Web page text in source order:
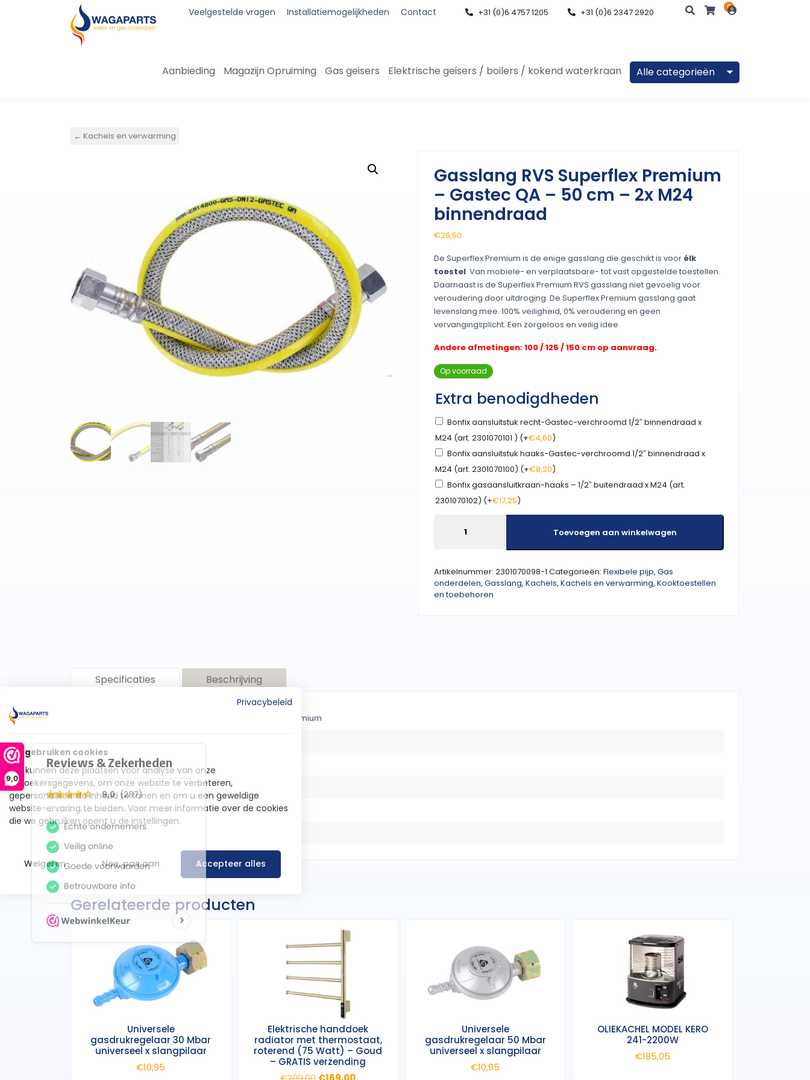
9,0
Zoeken
Veelgestelde vragen Installatiemogelijkheden Contact +31 (0)6 4757 1205 +31 (0)6 2347 2920 0
Aanbieding Magazijn Opruiming Gas geisers Elektrische geisers / boilers / kokend waterkraan Alle categorieën
← Kachels en verwarming
Gasslang RVS Superflex Premium
– Gastec QA – 50 cm – 2x M24
binnendraad
€26,50
De Superflex Premium is de enige gasslang die geschikt is voor élk
toestel. Van mobiele- en verplaatsbare- tot vast opgestelde toestellen.
Daarnaast is de Superflex Premium RVS gasslang niet gevoelig voor
veroudering door uitdroging. De Superflex Premium gasslang gaat
levenslang mee. 100% veiligheid, 0% veroudering en geen
vervangingsplicht. Een zorgeloos en veilig idee.
Andere afmetingen: 100 / 125 / 150 cm op aanvraag.
Op voorraad
Extra benodigdheden
Bonfix aansluitstuk recht-Gastec-verchroomd 1/2″ binnendraad x
M24 (art. 2301070101 ) (+€4,60)
Bonfix aansluitstuk haaks-Gastec-verchroomd 1/2″ binnendraad x
M24 (art. 2301070100) (+€8,20)
Bonfix gasaansluitkraan-haaks – 1/2″ buitendraad x M24 (art.
2301070102) (+€17,25)
Gastec
QA
-
Toevoegen aan winkelwagen
Artikelnummer:2301070098-1 Categorieën:Flexibele pijp,Gas
onderdelen,Gasslang,Kachels,Kachels en verwarming,Kooktoestellen
en toebehoren
Specificaties Beschrijving
RVS Superflex Premium
Product lengte
Product breedte
2,5 cm
Product gewicht
435 gram
Kleur
Gerelateerde producten
Universele
gasdrukregelaar 30 Mbar
universeel x slangpilaar
€10,95
Elektrische handdoek
radiator met thermostaat,
roterend (75 Watt) – Goud
– GRATIS verzending
Oorspronkelijke
Huidige
Universele
gasdrukregelaar 50 Mbar
universeel x slangpilaar
€10,95
OLIEKACHEL MODEL KERO
241-2200W
€185,05
Privacybeleid
Wij gebruiken cookies
We kunnen deze plaatsen voor analyse van onze
bezoekersgegevens, om onze website te verbeteren,
gepersonaliseerde inhoud te tonen en om u een geweldige
website-ervaring te bieden. Voor meer informatie over de cookies
die we gebruiken opent u de instellingen.
Weigeren Nee, pas aan Accepteer alles